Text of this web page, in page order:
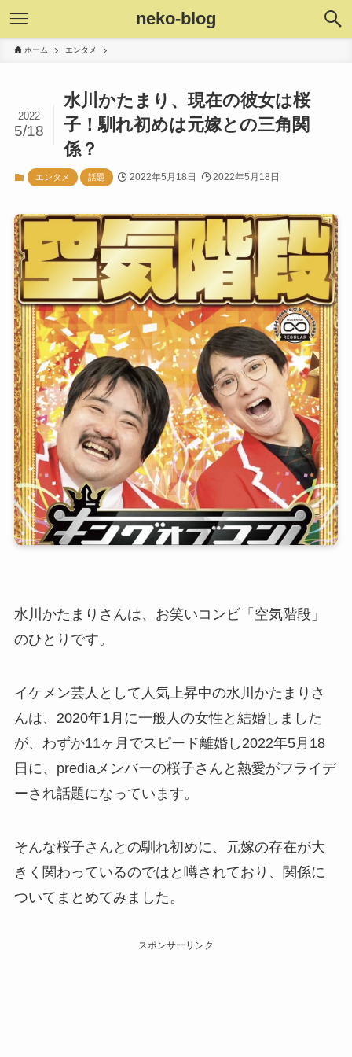
neko-blog
ホーム エンタメ
水川かたまり、現在の彼女は桜
子！馴れ初めは元嫁との三角関
係？
2022
5/18
エンタメ 話題 2022年5月18日 2022年5月18日
水川かたまりさんは、お笑いコンビ「空気階段」
のひとりです。
イケメン芸人として人気上昇中の水川かたまりさ
んは、2020年1月に一般人の女性と結婚しました
が、わずか11ヶ月でスピード離婚し2022年5月18
日に、prediaメンバーの桜子さんと熱愛がフライデ
ーされ話題になっています。
そんな桜子さんとの馴れ初めに、元嫁の存在が大
きく関わっているのではと噂されており、関係に
ついてまとめてみました。
スポンサーリンク